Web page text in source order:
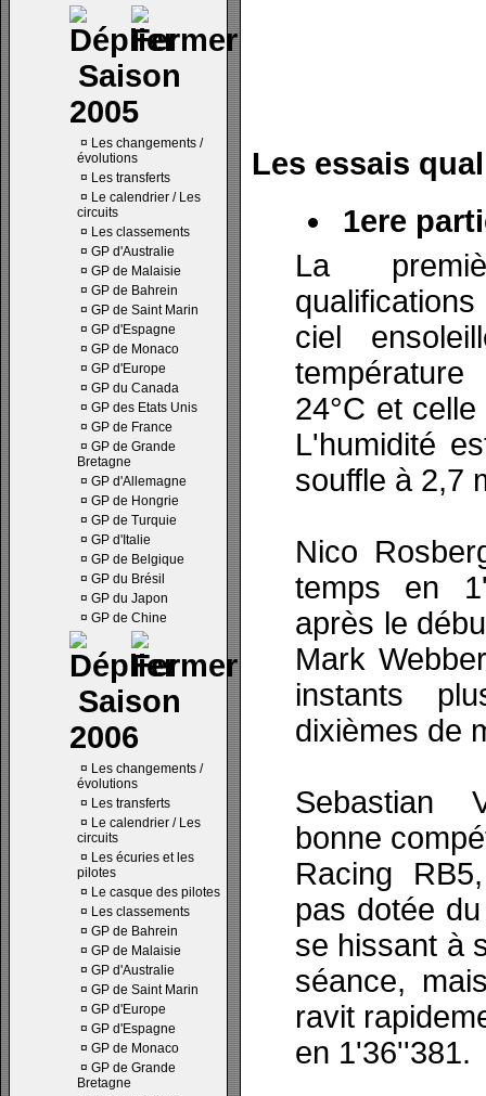
Saison
2005
¤ Les changements /
évolutions
¤ Les transferts
¤ Le calendrier / Les
circuits
¤ Les classements
¤ GP d'Australie
¤ GP de Malaisie
¤ GP de Bahrein
¤ GP de Saint Marin
¤ GP d'Espagne
¤ GP de Monaco
¤ GP d'Europe
¤ GP du Canada
¤ GP des Etats Unis
¤ GP de France
¤ GP de Grande
Bretagne
¤ GP d'Allemagne
¤ GP de Hongrie
¤ GP de Turquie
¤ GP d'Italie
¤ GP de Belgique
¤ GP du Brésil
¤ GP du Japon
¤ GP de Chine
Saison
2006
¤ Les changements /
évolutions
¤ Les transferts
¤ Le calendrier / Les
circuits
¤ Les écuries et les
pilotes
¤ Le casque des pilotes
¤ Les classements
¤ GP de Bahrein
¤ GP de Malaisie
¤ GP d'Australie
¤ GP de Saint Marin
¤ GP d'Europe
¤ GP d'Espagne
¤ GP de Monaco
¤ GP de Grande
Bretagne
Les essais
1ere
La
ciel
24°C et
L'humidité
souffle à 2,7
Nico
temps en
après le
Mark
instants
dixièmes de
Sebastian
bonne
Racing
pas dotée
se hissant à
séance,
ravit
en 1'36''381.